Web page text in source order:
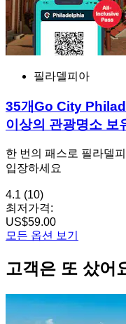
필라델피아
35개Go City
이상의 관광명소 보
한 번의 패스로 필라델
입장하세요
4.1 (10)
최저가격:
US$59.00
모든 옵션 보기
고객은 또 샀어